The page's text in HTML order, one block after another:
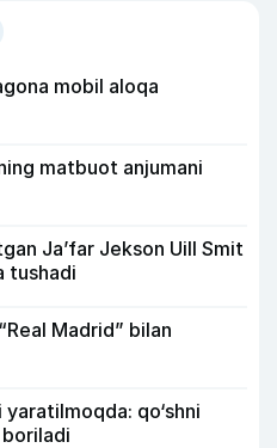
mobil aloqa
matbuot anjumani
Ja’far Jekson Uill Smit
tushadi
Madrid” bilan
qo‘shni